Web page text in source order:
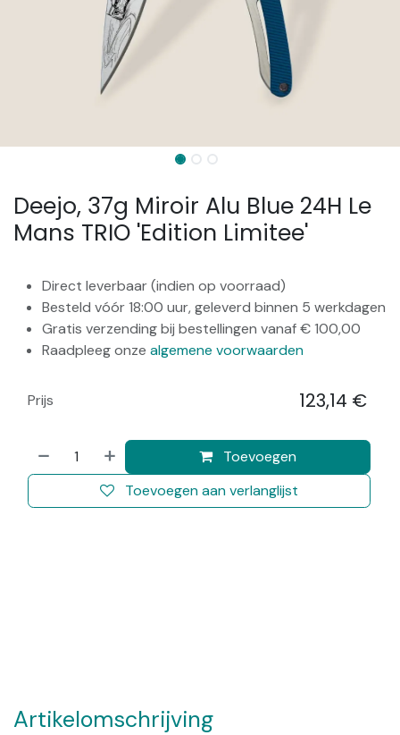
Deejo, 37g Miroir Alu Blue 24H Le
Mans TRIO 'Edition Limitee'
Direct leverbaar (indien op voorraad)
Besteld vóór 18:00 uur, geleverd binnen 5 werkdagen
Gratis verzending bij bestellingen vanaf € 100,00
Raadpleeg onze algemene voorwaarden
Toevoegen
Toevoegen aan verlanglijst
Prijs 123,14 €
Artikelomschrijving